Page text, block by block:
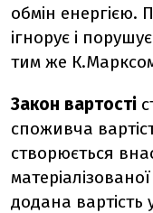
обмін енергією.
ігнорує і
тим же
Закон вартості
споживча
створюється
додана вартість